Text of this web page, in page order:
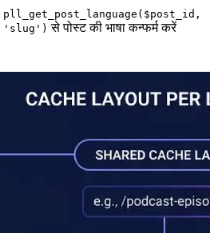
pll_get_post_language($post_id,
'slug') से पोस्ट की भाषा कन्फर्म करें